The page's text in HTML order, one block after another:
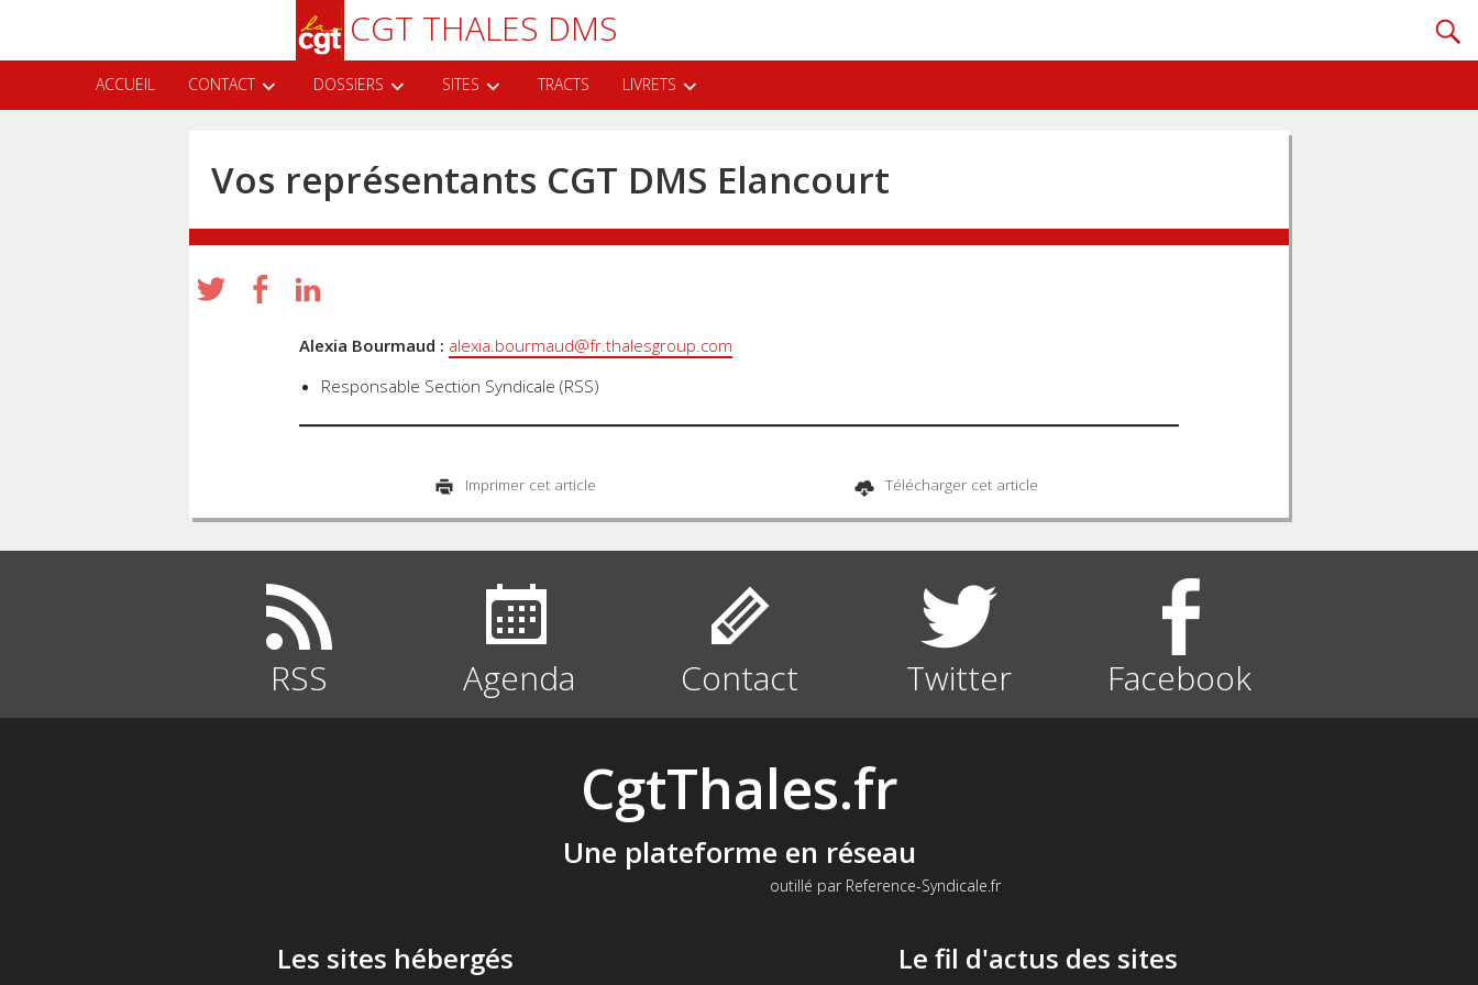
contenu
CGT THALES DMS
ACCUEIL CONTACT DOSSIERS SITES TRACTS LIVRETS
Vos représentants CGT DMS Elancourt
Alexia Bourmaud : alexia.bourmaud@fr.thalesgroup.com
Responsable Section Syndicale (RSS)
Imprimer cet article Télécharger cet article
RSS Agenda Contact Twitter Facebook
CgtThales.fr
Une plateforme en réseau
outillé par Reference-Syndicale.fr
Les sites hébergés Le fil d'actus des sites